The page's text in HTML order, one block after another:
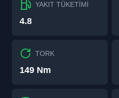
YAKIT TÜKETİMİ
4.8
TORK
149 Nm